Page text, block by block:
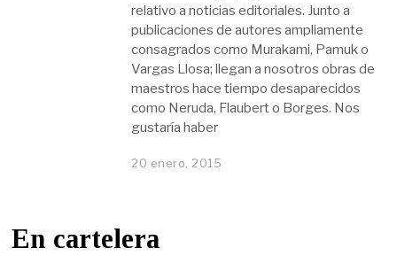
relativo a noticias editoriales. Junto a
publicaciones de autores ampliamente
consagrados como Murakami, Pamuk o
Vargas Llosa; llegan a nosotros obras de
maestros hace tiempo desaparecidos
como Neruda, Flaubert o Borges. Nos
gustaría haber
20 enero, 2015
En cartelera